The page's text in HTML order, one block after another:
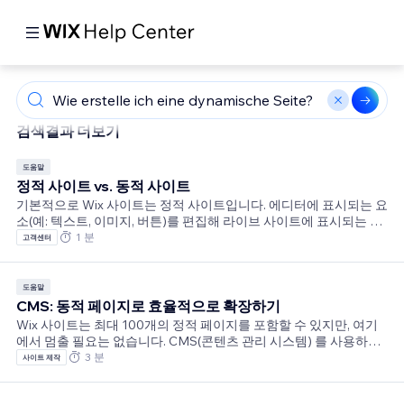
검색결과 더보기
도움말
정적 사이트 vs. 동적 사이트
기본적으로 Wix 사이트는 정적 사이트입니다. 에디터에 표시되는 요
소(예: 텍스트, 이미지, 버튼)를 편집해 라이브 사이트에 표시되는 콘
텐츠를 제어합니다. 도움말:Wix 사이트에는 최대 100개의 정적 페이
앱 페이지는 아이템에 대한 고유 URL을 생성할 수 있지만, 할당량에
는 메인 페이지만 포함되며 개별 항목이나 URL은 포함되지 않습니
다. 동적 페이지를 통한 효율적인 확장 에 대한 자세한 도움말을 확인
하세요.사이트에 CMS(콘텐츠 관리 시스템) 를 추가해 동적 페이지
및 동적
고객센터 1 분
도움말
CMS: 동적 페이지로 효율적으로 확장하기
Wix 사이트는 최대 100개의 정적 페이지를 포함할 수 있지만, 여기
에서 멈출 필요는 없습니다. CMS(콘텐츠 관리 시스템) 를 사용하면
데이터에 대한 컬렉션을 생성하고 동적 페이지를 사용해 고유한
사이트 제작 3 분